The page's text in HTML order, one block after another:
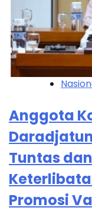
Anggota
Tuntas
Promosi